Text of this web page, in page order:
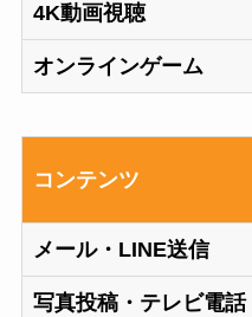
4K動画視聴
オンラインゲーム
コンテンツ
メール・LINE送信
写真投稿・テレビ電話